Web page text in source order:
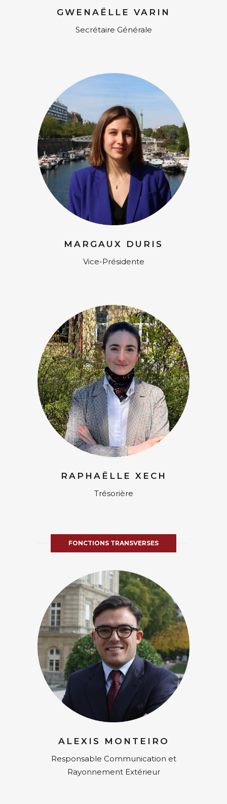
GWENAËLLE VARIN
Secrétaire Générale
MARGAUX DURIS
Vice-Présidente
RAPHAËLLE XECH
Trésorière
FONCTIONS TRANSVERSES
ALEXIS MONTEIRO
Responsable Communication et
Rayonnement Extérieur